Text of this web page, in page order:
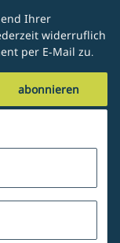
Ihrer
widerruflich
per E-Mail zu.
abonnieren